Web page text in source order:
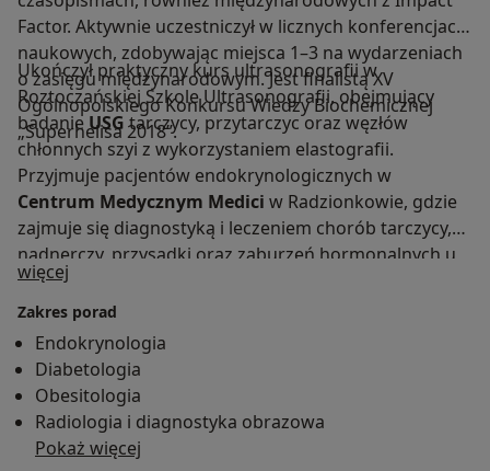
Factor. Aktywnie uczestniczył w licznych konferencjach
naukowych, zdobywając miejsca 1–3 na wydarzeniach
o zasięgu międzynarodowym. Jest finalistą XV
Ogólnopolskiego Konkursu Wiedzy Biochemicznej
„Superhelisa 2018”.
Ukończył praktyczny kurs ultrasonografii w
Roztoczańskiej Szkole Ultrasonografii, obejmujący
badanieUSGtarczycy, przytarczyc oraz węzłów
chłonnych szyi z wykorzystaniem elastografii.
Przyjmuje pacjentów endokrynologicznych w
Centrum Medycznym Medici w Radzionkowie, gdzie
zajmuje się diagnostyką i leczeniem chorób tarczycy,
nadnerczy, przysadki oraz zaburzeń hormonalnych u
kobiet i mężczyzn.
więcej
Zakres porad
Endokrynologia
Diabetologia
Obesitologia
Radiologia i diagnostyka obrazowa
Pokaż więcej